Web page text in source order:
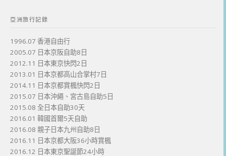
亞洲旅行記錄
1996.07 香港自由行
2005.07 日本京阪自助8日
2012.11 日本東京快閃2日
2013.01 日本京都高山合掌村7日
2014.11 日本京都賞楓快閃2日
2015.07 日本沖繩、宮古島自助5日
2015.08 全日本自助30天
2016.01 韓國首爾5天自助
2016.08 親子日本九州自助8日
2016.11 日本京都大阪36小時賞楓
2016.12 日本東京聖誕節24小時